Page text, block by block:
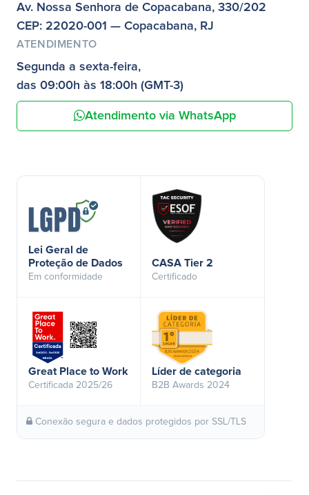
Av. Nossa Senhora de Copacabana, 330/202
CEP: 22020-001 — Copacabana, RJ
ATENDIMENTO
Segunda a sexta-feira,
das 09:00h às 18:00h (GMT-3)
Atendimento via WhatsApp
Lei Geral de
Proteção de Dados
Em conformidade
CASA Tier 2
Certificado
Great Place to Work
Certificada 2025/26
Líder de categoria
B2B Awards 2024
Conexão segura e dados protegidos por SSL/TLS